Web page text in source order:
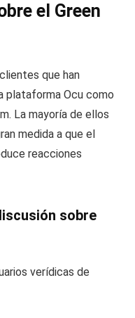
el Green
que han
plataforma Ocu como
La mayoría de ellos
medida a que el
reacciones
sobre
verídicas de